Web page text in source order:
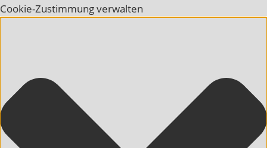
Cookie-Zustimmung verwalten